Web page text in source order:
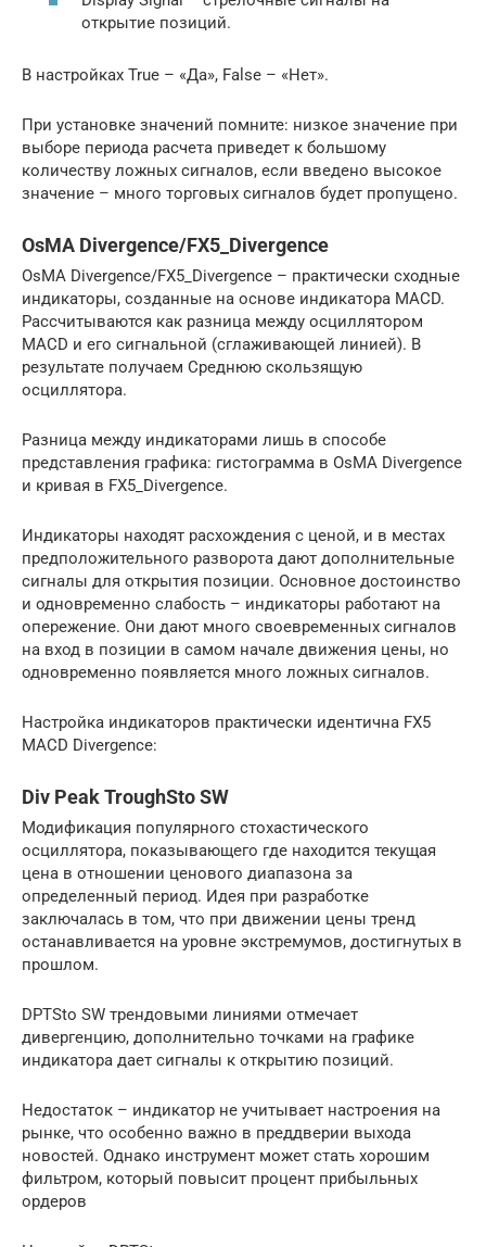
открытие позиций.
В настройках True – «Да», False – «Нет».
При установке значений помните: низкое значение при
выборе периода расчета приведет к большому
количеству ложных сигналов, если введено высокое
значение – много торговых сигналов будет пропущено.
OsMA Divergence/FX5_Divergence
OsMA Divergence/FX5_Divergence – практически сходные
индикаторы, созданные на основе индикатора MACD.
Рассчитываются как разница между осциллятором
MACD и его сигнальной (сглаживающей линией). В
результате получаем Среднюю скользящую
осциллятора.
Разница между индикаторами лишь в способе
представления графика: гистограмма в OsMA Divergence
и кривая в FX5_Divergence.
Индикаторы находят расхождения с ценой, и в местах
предположительного разворота дают дополнительные
сигналы для открытия позиции. Основное достоинство
и одновременно слабость – индикаторы работают на
опережение. Они дают много своевременных сигналов
на вход в позиции в самом начале движения цены, но
одновременно появляется много ложных сигналов.
Настройка индикаторов практически идентична FX5
MACD Divergence:
Div Peak TroughSto SW
Модификация популярного стохастического
осциллятора, показывающего где находится текущая
цена в отношении ценового диапазона за
определенный период. Идея при разработке
заключалась в том, что при движении цены тренд
останавливается на уровне экстремумов, достигнутых в
прошлом.
DPTSto SW трендовыми линиями отмечает
дивергенцию, дополнительно точками на графике
индикатора дает сигналы к открытию позиций.
Недостаток – индикатор не учитывает настроения на
рынке, что особенно важно в преддверии выхода
новостей. Однако инструмент может стать хорошим
фильтром, который повысит процент прибыльных
ордеров